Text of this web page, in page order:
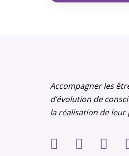
Accompagner les
d’évolution de
la réalisation de leur